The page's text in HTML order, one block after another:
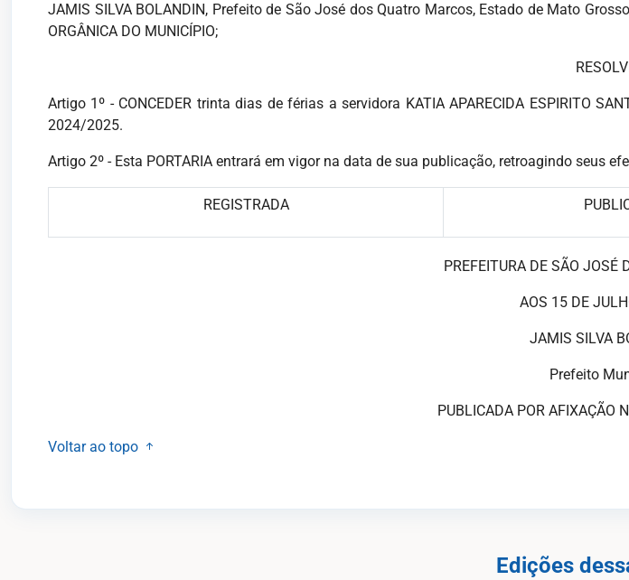
JAMIS SILVA BOLANDIN, Prefeito de São José dos Quatro Marcos, Estado de Mato
ORGÂNICA DO MUNICÍPIO;
Artigo 1º - CONCEDER trinta dias de férias a servidora KATIA APARECIDA ESPIRITO
2024/2025.
Artigo 2º - Esta PORTARIA entrará em vigor na data de sua publicação, retroagindo seus
REGISTRADA
PREFEITURA DE SÃO JOSÉ
AOS 15 DE
JAMIS SILVA
Prefeito
PUBLICADA POR AFIXAÇÃO
Voltar ao topo
Edições